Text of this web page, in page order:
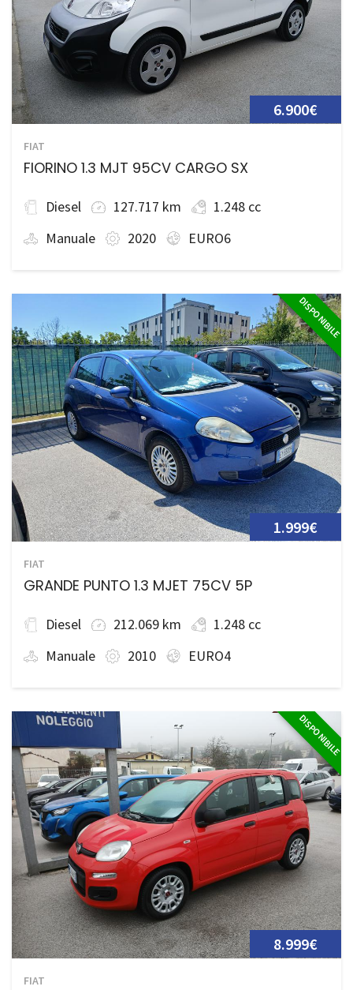
6.900€
FIAT
FIORINO 1.3 MJT 95CV CARGO SX
Diesel 127.717 km
1.248 cc
Manuale
2020 EURO6
DISPONIBILE
1.999€
FIAT
GRANDE PUNTO 1.3 MJET 75CV 5P
Diesel 212.069 km
1.248 cc
Manuale
2010 EURO4
DISPONIBILE
8.999€
FIAT